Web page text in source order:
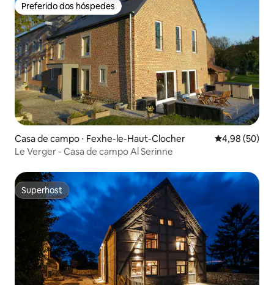
Preferido dos hóspedes
Preferido dos hóspedes
Casa de campo ⋅ Fexhe-le-Haut-Clocher 4,98 de uma
4,98 (50)
Le Verger - Casa de campo Al Serinne
Superhost
Superhost